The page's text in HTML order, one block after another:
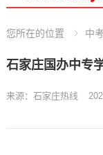
您所在的位置 中考
石家庄国办中专
来源：石家庄热线